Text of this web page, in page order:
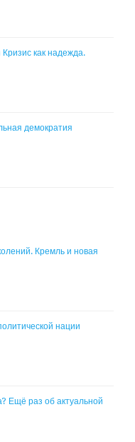
как надежда.
демократия
Кремль и новая
нации
Ещё раз об актуальной